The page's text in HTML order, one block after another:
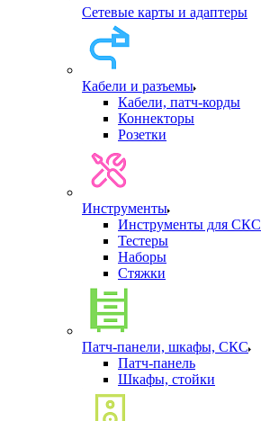
Сетевые карты и адаптеры
Кабели и разъемы
Кабели, патч-корды
Коннекторы
Розетки
Инструменты
Инструменты для СКС
Тестеры
Наборы
Стяжки
Патч-панели, шкафы, СКС
Патч-панель
Шкафы, стойки